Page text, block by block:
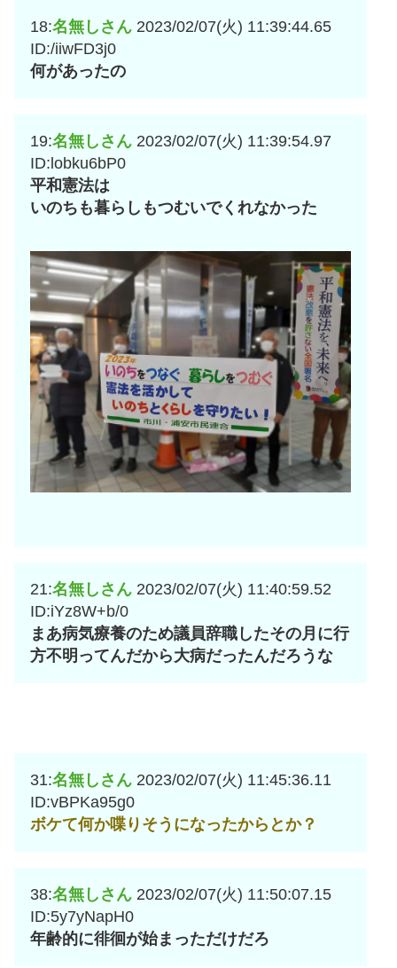
18:名無しさん 2023/02/07(火) 11:39:44.65
ID:/iiwFD3j0
何があったの
19:名無しさん 2023/02/07(火) 11:39:54.97
ID:lobku6bP0
平和憲法は
いのちも暮らしもつむいでくれなかった
21:名無しさん 2023/02/07(火) 11:40:59.52
ID:iYz8W+b/0
まあ病気療養のため議員辞職したその月に行
方不明ってんだから大病だったんだろうな
31:名無しさん 2023/02/07(火) 11:45:36.11
ID:vBPKa95g0
ボケて何か喋りそうになったからとか？
38:名無しさん 2023/02/07(火) 11:50:07.15
ID:5y7yNapH0
年齢的に徘徊が始まっただけだろ